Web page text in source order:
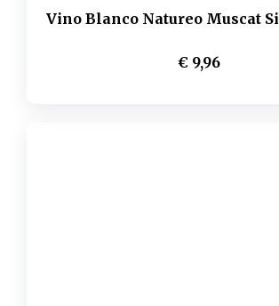
Vino Blanco Natureo Muscat
€ 9,96